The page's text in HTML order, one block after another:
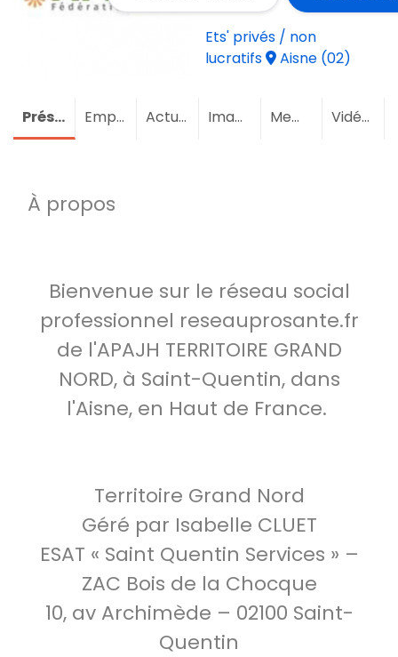
Ets' privés / non
lucratifs
Aisne (02)
Présentation Emploi Actualités Images Membres (1)Vidéos
À propos
Bienvenue sur le réseau social
professionnel reseauprosante.fr
de l'APAJH TERRITOIRE GRAND
NORD, à Saint-Quentin, dans
l'Aisne, en Haut de France.
Territoire Grand Nord
Géré par Isabelle CLUET
ESAT « Saint Quentin Services » –
ZAC Bois de la Chocque
10, av Archimède – 02100 Saint-
Quentin